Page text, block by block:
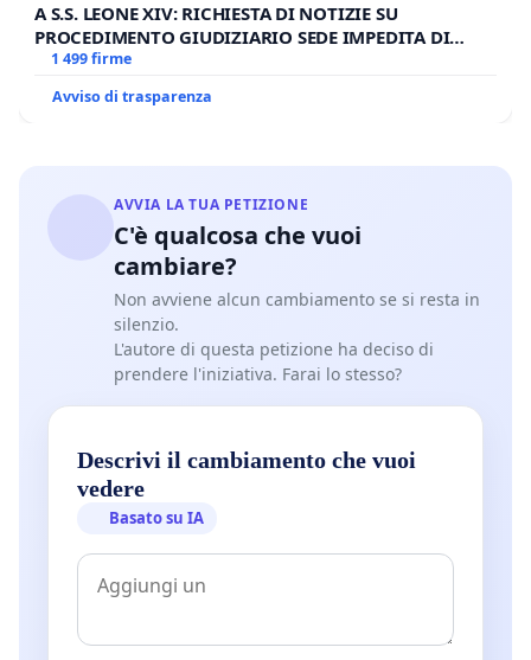
A S.S. LEONE XIV: RICHIESTA DI NOTIZIE SU
PROCEDIMENTO GIUDIZIARIO SEDE IMPEDITA DI
BENEDETTO XVI
1 499 firme
Avviso di trasparenza
AVVIA LA TUA PETIZIONE
C'è qualcosa che vuoi
cambiare?
Non avviene alcun cambiamento se si resta in
silenzio.
L'autore di questa petizione ha deciso di
prendere l'iniziativa. Farai lo stesso?
Descrivi il cambiamento che vuoi
vedere
Basato su IA